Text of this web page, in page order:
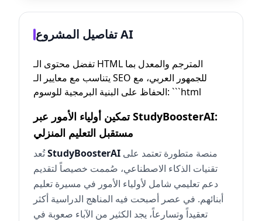
تفاصيل المشروع AI
تفضل محتوى الـ HTML المترجم والمعدل بما
يتناسب مع معايير الـ SEO للجمهور العربي، مع
الحفاظ على البنية البرمجية للوسوم: ```html
تمكين أولياء الأمور عبر StudyBoosterAI:
مستقبل التعليم المنزلي
تُعدStudyBoosterAI
تقنيات الذكاء الاصطناعي، صُممت خصيصاً لتقديم
دعم تعليمي شامل لأولياء الأمور في مسيرة تعليم
أبنائهم. في عصر أصبحت فيه المناهج الدراسية أكثر
تعقيداً وتسارعاً، يجد الكثير من الآباء صعوبة في